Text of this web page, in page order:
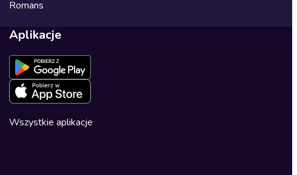
Romans
Aplikacje
Wszystkie aplikacje